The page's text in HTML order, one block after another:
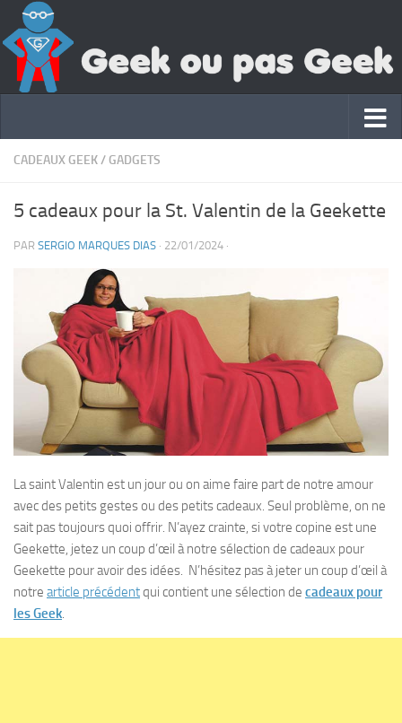
CADEAUX GEEK/ GADGETS
5 cadeaux pour la St. Valentin de la Geekette
PAR SERGIO MARQUES DIAS · 22/01/2024 ·
La saint Valentin est un jour ou on aime faire part de notre amour
avec des petits gestes ou des petits cadeaux. Seul problème, on ne
sait pas toujours quoi offrir. N’ayez crainte, si votre copine est une
Geekette, jetez un coup d’œil à notre sélection de cadeaux pour
Geekette pour avoir des idées. N’hésitez pas à jeter un coup d’œil à
notre article précédentqui contient une sélection de cadeaux pour
les Geek.